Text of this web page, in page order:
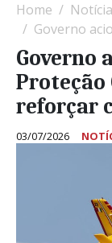
Home
Governo aciona
Governo
Proteção
reforçar
03/07/2026